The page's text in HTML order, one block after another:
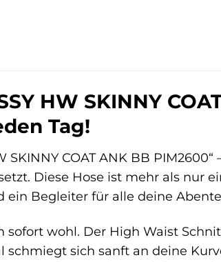
HW SKINNY
Tag!
SKINNY COAT ANK BB
Diese Hose ist mehr als nur
ein Begleiter für alle deine
wohl. Der High Waist
sich sanft an deine